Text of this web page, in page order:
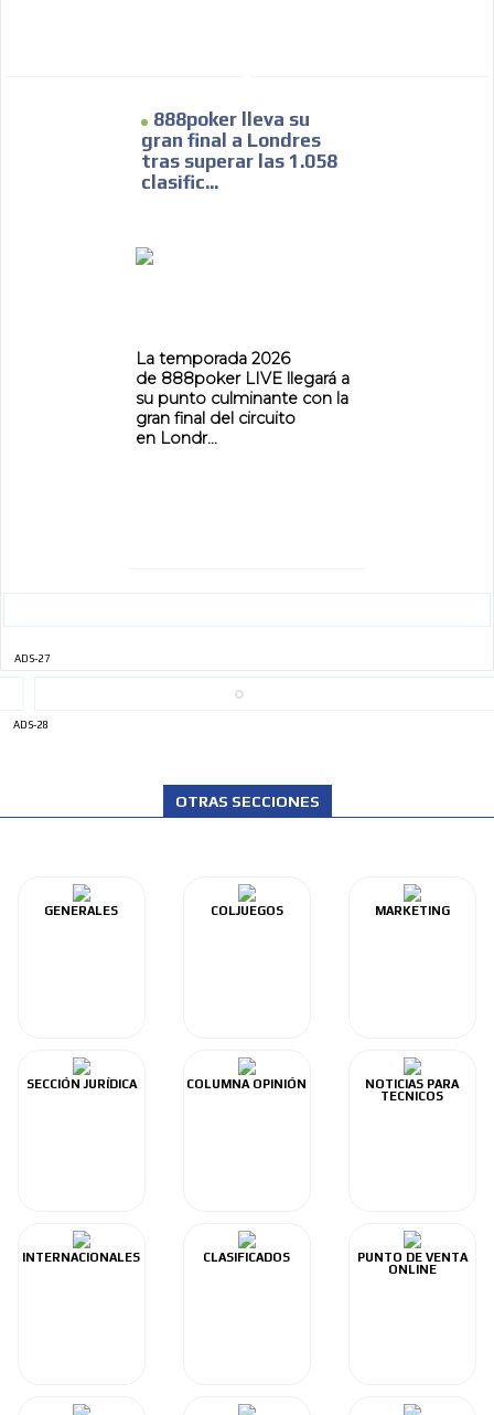
888poker lleva su
gran final a Londres
tras superar las 1.058
clasific...
La temporada 2026
de 888poker LIVE llegará a
su punto culminante con la
gran final del circuito
en Londr...
ADS-27
ADS-28
OTRAS SECCIONES
GENERALES COLJUEGOS MARKETING
SECCIÓN JURÍDICA COLUMNA OPINIÓN
NOTICIAS PARA
TECNICOS
INTERNACIONALES CLASIFICADOS
PUNTO DE VENTA
ONLINE